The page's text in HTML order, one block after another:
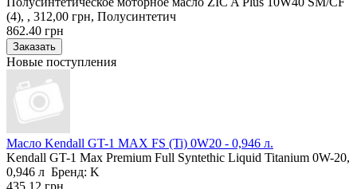
(4), , 312,00 грн, Полусинтетич
862.40 грн
Новые поступления
Масло Kendall GT-1 MAX FS (Ti) 0W20 - 0,946 л.
Kendall GT-1 Max Premium Full Syntethic Liquid Titanium 0W-20,
0,946 л Бренд: K